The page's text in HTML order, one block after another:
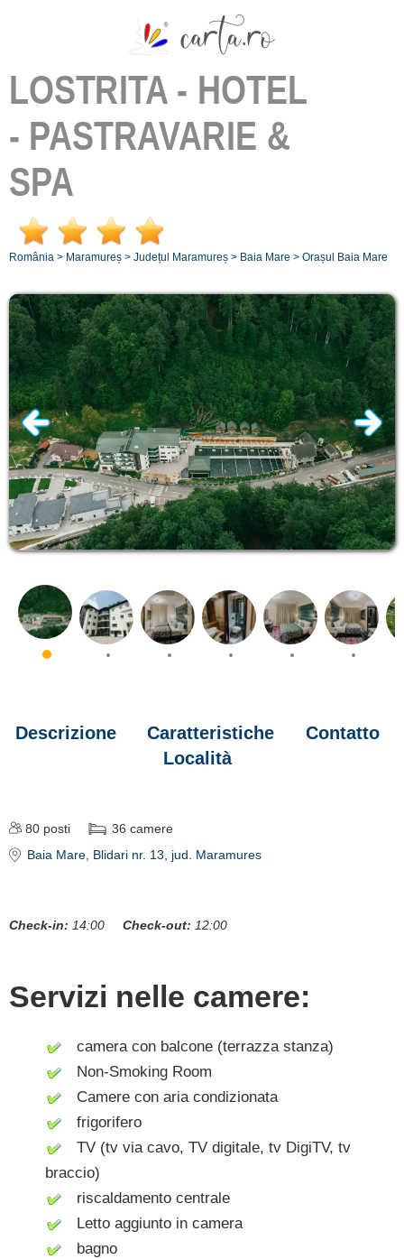
LOSTRITA - HOTEL
- PASTRAVARIE &
SPA
România > Maramureș > Județul Maramureș > Baia Mare > Orașul Baia Mare
Descrizione Caratteristiche
Contatto
Località
80 posti 36 camere
Baia Mare, Blidari nr. 13, jud. Maramures
Check-in: 14:00 Check-out: 12:00
Servizi nelle camere:
camera con balcone (terrazza stanza)
Non-Smoking Room
Camere con aria condizionata
frigorifero
TV (tv via cavo, TV digitale, tv DigiTV, tv
braccio)
riscaldamento centrale
Letto aggiunto in camera
bagno